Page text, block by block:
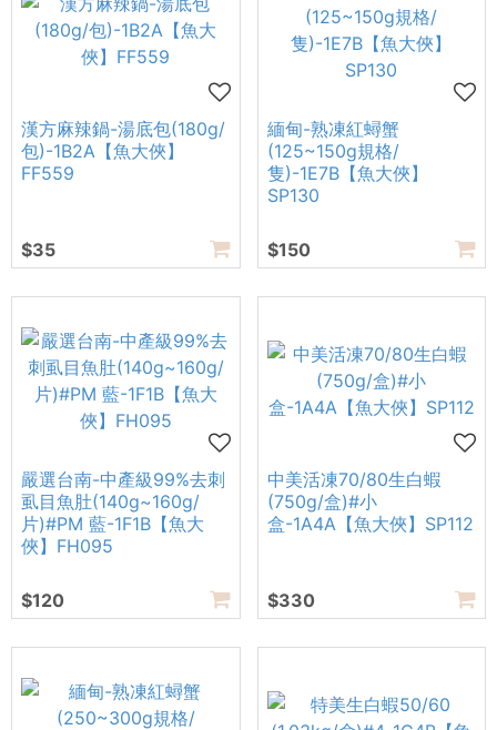
漢方麻辣鍋-湯底包(180g/
包)-1B2A【魚大俠】
FF559
$35
緬甸-熟凍紅蟳蟹
(125~150g規格/
隻)-1E7B【魚大俠】
SP130
$150
嚴選台南-中產級99%去刺
虱目魚肚(140g~160g/
片)#PM 藍-1F1B【魚大
俠】FH095
$120
中美活凍70/80生白蝦
(750g/盒)#小
盒-1A4A【魚大俠】SP112
$330